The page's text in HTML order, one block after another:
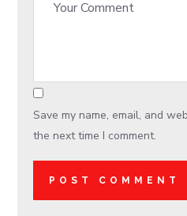
Save my name, email, and
the next time I comment.